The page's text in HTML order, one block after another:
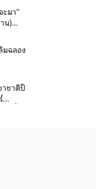
ะมา"
น)
มฉลอง
ชาติปี